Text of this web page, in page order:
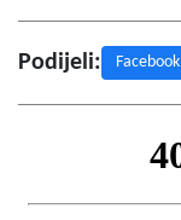
Podijeli: Facebook